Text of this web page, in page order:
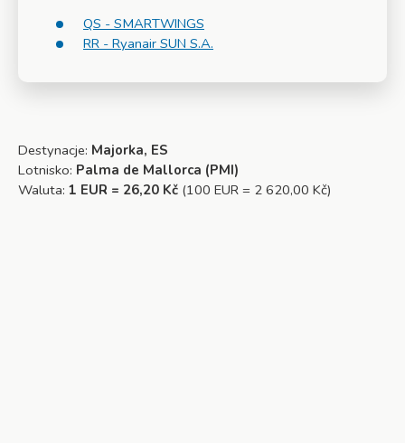
QS - SMARTWINGS
RR - Ryanair SUN S.A.
Destynacje: Majorka, ES
Lotnisko: Palma de Mallorca (PMI)
Waluta: 1 EUR = 26,20 Kč (100 EUR = 2 620,00 Kč)